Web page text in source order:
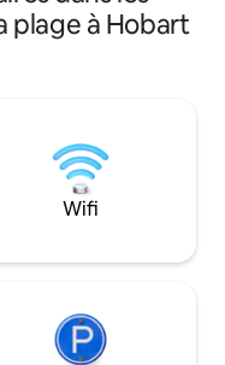
plage à Hobart
Wifi